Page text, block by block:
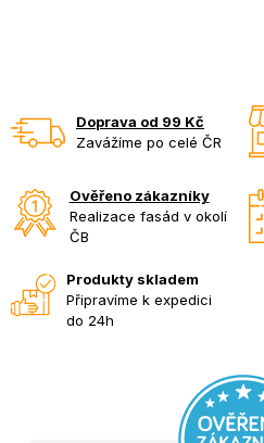
Doprava od 99 Kč
Zavážíme po celé ČR
Ověřeno zákazníky
Realizace fasád v okolí
ČB
Produkty skladem
Připravíme k expedici
do 24h